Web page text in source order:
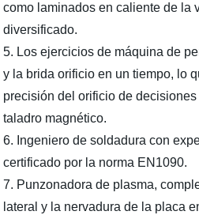
como laminados en caliente de la
diversificado.
5. Los ejercicios de máquina de
y la brida orificio en un tiempo, lo
precisión del orificio de
taladro magnético.
6. Ingeniero de soldadura con
certificado por la norma EN1090.
7. Punzonadora de plasma,
lateral y la nervadura de la placa